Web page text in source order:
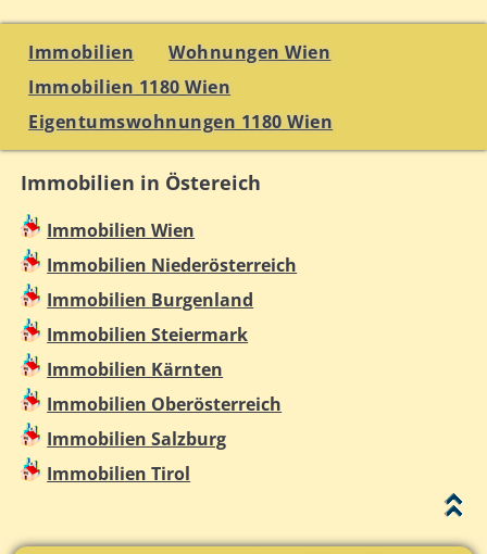
Immobilien
Wohnungen Wien
Immobilien 1180 Wien
Eigentumswohnungen 1180 Wien
Immobilien in Östereich
Immobilien Wien
Immobilien Niederösterreich
Immobilien Burgenland
Immobilien Steiermark
Immobilien Kärnten
Immobilien Oberösterreich
Immobilien Salzburg
Immobilien Tirol